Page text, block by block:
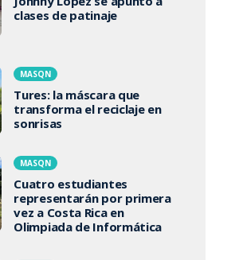
clases de patinaje
MASQN
Tures: la máscara que
transforma el reciclaje en
sonrisas
MASQN
Cuatro estudiantes
representarán por primera
vez a Costa Rica en
Olimpiada de Informática